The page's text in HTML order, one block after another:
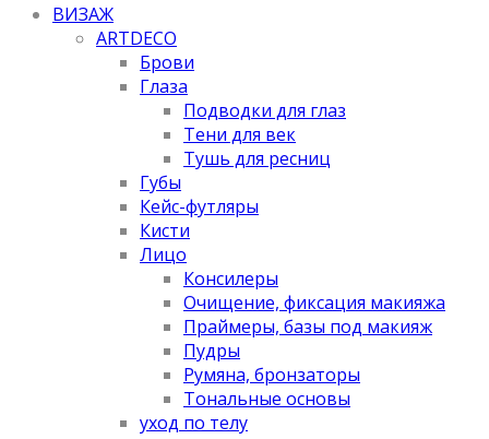
ВИЗАЖ
ARTDECO
Брови
Глаза
Подводки для глаз
Тени для век
Тушь для ресниц
Губы
Кейс-футляры
Кисти
Лицо
Консилеры
Очищение, фиксация макияжа
Праймеры, базы под макияж
Пудры
Румяна, бронзаторы
Тональные основы
уход по телу